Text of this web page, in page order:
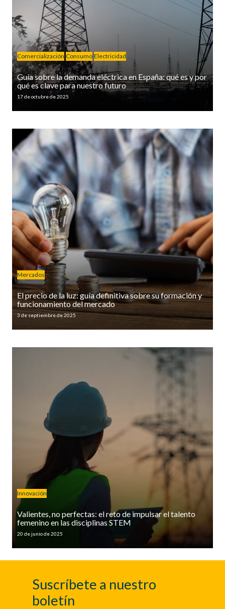
Comercialización Consumo Electricidad
Guía sobre la demanda eléctrica en España: qué es y por
qué es clave para nuestro futuro
17 de octubre de 2025
Mercados
El precio de la luz: guía definitiva sobre su formación y
funcionamiento del mercado
3 de septiembre de 2025
Innovación
Valientes, no perfectas: el reto de impulsar el talento
femenino en las disciplinas STEM
20 de junio de 2025
Suscríbete a nuestro
boletín